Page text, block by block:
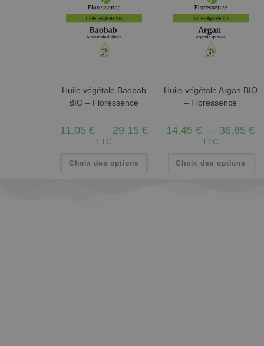
Huile végétale Baobab
BIO – Floressence
11.05 € – 29.15 €
TTC
Choix des options
Huile végétale Argan BIO
– Floressence
14.45€ – 36.85€
TTC
Choix des options